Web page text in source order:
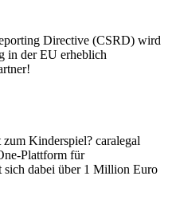
Directive (CSRD) wird
in der EU erheblich
Kinderspiel? caralegal
Plattform für
sich dabei über 1 Million Euro